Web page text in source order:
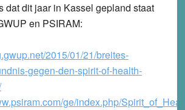
dat dit jaar in Kassel gepland staat
en PSIRAM:
2015/01/21/breites-
gegen-den-spirit-of-health-
ge/index.php/